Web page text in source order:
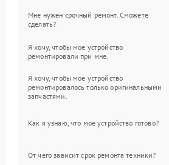
Мне нужен срочный ремонт. Сможете
сделать?
Я хочу, чтобы мое устройство
ремонтировали при мне.
Я хочу, чтобы мое устройство
ремонтировалось только оригинальными
запчастями.
Как я узнаю, что мое устройство готово?
От чего зависит срок ремонта техники?